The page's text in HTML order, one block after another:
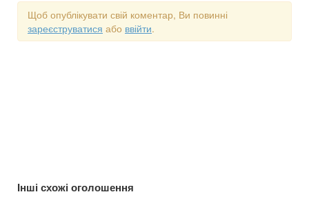
Щоб опублікувати свій коментар, Ви повинні
зареєструватися або ввійти.
Інші схожі оголошення